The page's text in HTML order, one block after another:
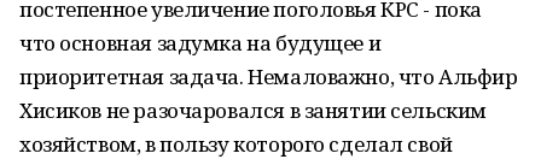
постепенное увеличение поголовья КРС - пока
что основная задумка на будущее и
приоритетная задача. Немаловажно, что Альфир
Хисиков не разочаровался в занятии сельским
хозяйством, в пользу которого сделал свой